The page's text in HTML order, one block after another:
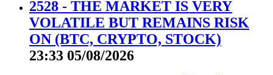
2528 - THE MARKET IS VERY
VOLATILE BUT REMAINS RISK
ON (BTC, CRYPTO, STOCK)
23:33 05/08/2026